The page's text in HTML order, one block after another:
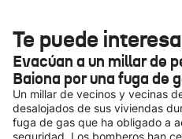
Te puede
Evacúan a un millar de
Baiona por una fuga de
Un millar de vecinos y vecinas
desalojados de sus viviendas
fuga de gas que ha obligado a
seguridad. Los bomberos han